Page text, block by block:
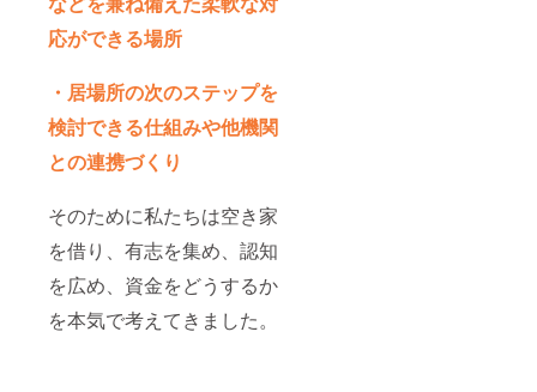
応ができる場所
・居場所の次のステップを
検討できる仕組みや他機関
との連携づくり
そのために私たちは空き家
を借り、有志を集め、認知
を広め、資金をどうするか
を本気で考えてきました。